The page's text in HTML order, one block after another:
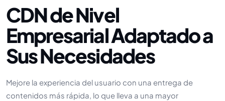
CDN de Nivel
Empresarial Adaptado a
Sus Necesidades
Mejore la experiencia del usuario con una entrega de
contenidos más rápida, lo que lleva a una mayor